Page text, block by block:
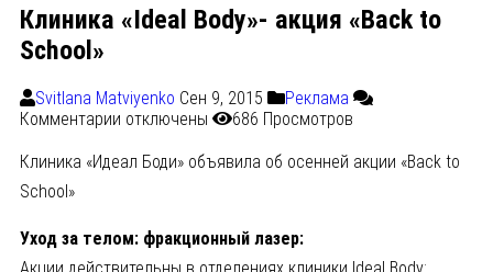
Клиника «Ideal Body»- акция «Back to
School»
Svitlana Matviyenko Сен 9, 2015
Реклама
Комментарии отключены 686 Просмотров
Клиника «Идеал Боди» объявила об осенней акции «Back to
School»
Уход за телом: фракционный лазер: